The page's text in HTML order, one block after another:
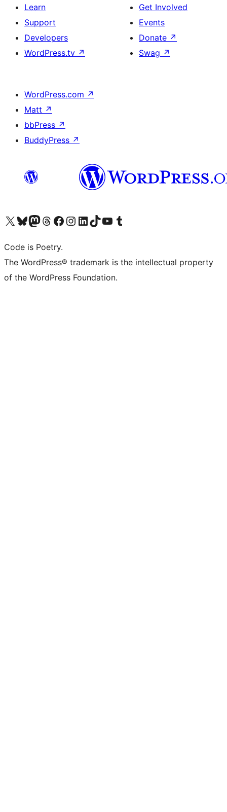
Learn
Support
Developers
WordPress.tv ↗
Get Involved
Events
Donate ↗
Swag ↗
WordPress.com ↗
Matt ↗
bbPress ↗
BuddyPress ↗
Visit our X (formerly Twitter) account
Visit our Bluesky account
Visit our Mastodon account
Visit our Threads account
Visit our Facebook page
Visit our Instagram account
Visit our LinkedIn account
Visit our TikTok account
Visit our YouTube channel
Visit our Tumblr account
Code is Poetry.
The WordPress® trademark is the intellectual property
of the WordPress Foundation.